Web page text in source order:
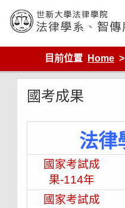
content
世新大學法律學院-法律學
目前位置
Home
國考成果
法律
國家考試成
果-114年
國家考試成